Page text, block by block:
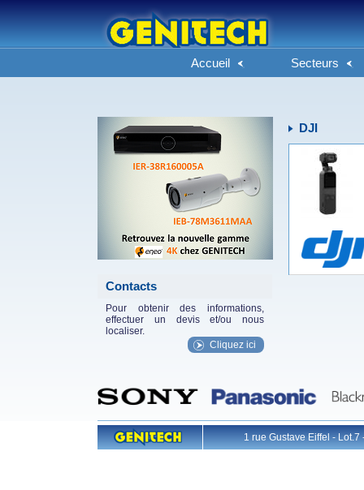
Accueil Secteurs
Contacts
Pour obtenir des informations,
effectuer un devis et/ou nous
localiser.
Cliquez ici
DJI
1 rue Gustave Eiffel -